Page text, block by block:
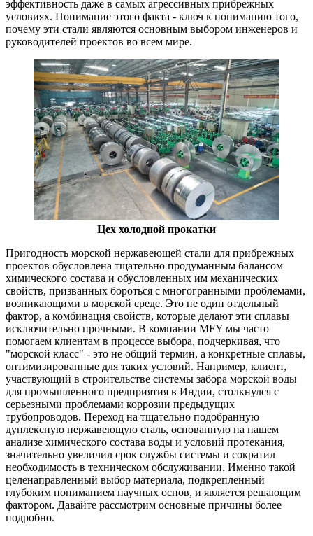
эффективность даже в самых агрессивных прибрежных
условиях. Понимание этого факта - ключ к пониманию того,
почему эти стали являются основным выбором инженеров и
руководителей проектов во всем мире.
Цех холодной прокатки
Пригодность морской нержавеющей стали для прибрежных
проектов обусловлена тщательно продуманным балансом
химического состава и обусловленных им механических
свойств, призванных бороться с многогранными проблемами,
возникающими в морской среде. Это не один отдельный
фактор, а комбинация свойств, которые делают эти сплавы
исключительно прочными. В компании MFY мы часто
помогаем клиентам в процессе выбора, подчеркивая, что
"морской класс" - это не общий термин, а конкретные сплавы,
оптимизированные для таких условий. Например, клиент,
участвующий в строительстве системы забора морской воды
для промышленного предприятия в Индии, столкнулся с
серьезными проблемами коррозии предыдущих
трубопроводов. Переход на тщательно подобранную
дуплексную нержавеющую сталь, основанную на нашем
анализе химического состава воды и условий протекания,
значительно увеличил срок службы системы и сократил
необходимость в техническом обслуживании. Именно такой
целенаправленный выбор материала, подкрепленный
глубоким пониманием научных основ, и является решающим
фактором. Давайте рассмотрим основные причины более
подробно.